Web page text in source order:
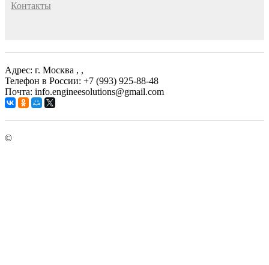
Контакты
Адрес: г. Москва , ,
Телефон в России: +7 (993) 925-88-48
Почта: info.engineesolutions@gmail.com
©